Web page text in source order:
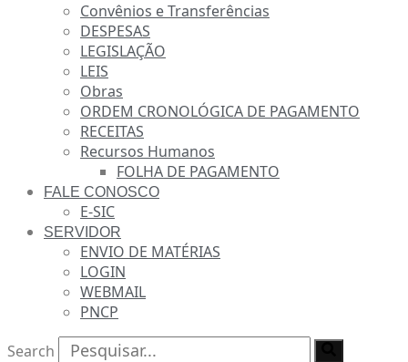
Convênios e Transferências
DESPESAS
LEGISLAÇÃO
LEIS
Obras
ORDEM CRONOLÓGICA DE PAGAMENTO
RECEITAS
Recursos Humanos
FOLHA DE PAGAMENTO
FALE CONOSCO
E-SIC
SERVIDOR
ENVIO DE MATÉRIAS
LOGIN
WEBMAIL
PNCP
Search